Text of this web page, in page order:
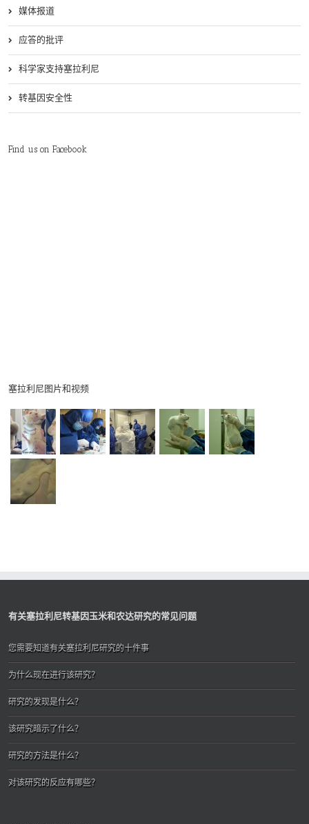
媒体报道
应答的批评
科学家支持塞拉利尼
转基因安全性
Find us on Facebook
塞拉利尼图片和视频
有关塞拉利尼转基因玉米和农达研究的常见问题
您需要知道有关塞拉利尼研究的十件事
为什么现在进行该研究？
研究的发现是什么？
该研究暗示了什么？
研究的方法是什么？
对该研究的反应有哪些？